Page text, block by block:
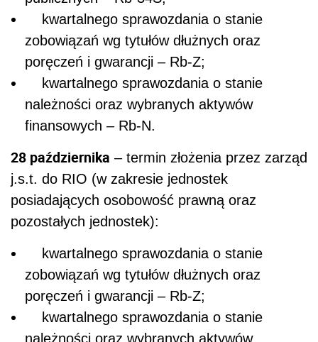
kwartalnego sprawozdania o stanie
zobowiązań wg tytułów dłużnych oraz
poręczeń i gwarancji – Rb-Z;
kwartalnego sprawozdania o stanie
należności oraz wybranych aktywów
finansowych – Rb-N.
28 października – termin złożenia przez zarząd
j.s.t. do RIO (w zakresie jednostek
posiadających osobowość prawną oraz
pozostałych jednostek):
kwartalnego sprawozdania o stanie
zobowiązań wg tytułów dłużnych oraz
poręczeń i gwarancji – Rb-Z;
kwartalnego sprawozdania o stanie
należności oraz wybranych aktywów